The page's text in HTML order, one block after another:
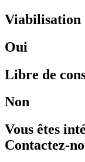
Viabilisation
Oui
Libre de
Non
Vous êtes
Contactez-